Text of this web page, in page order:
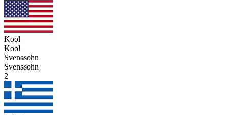
Kool
Kool
Svenssohn
Svenssohn
2